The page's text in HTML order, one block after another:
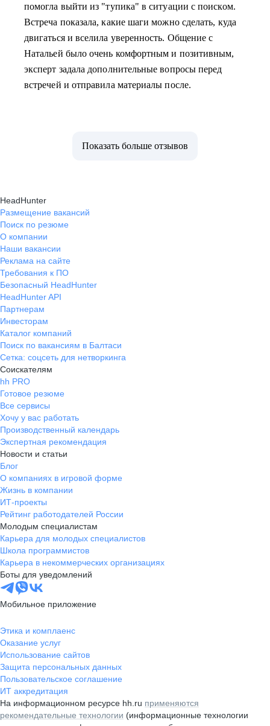
помогла выйти из "тупика" в ситуации с поиском.
Встреча показала, какие шаги можно сделать, куда
двигаться и вселила уверенность. Общение с
Натальей было очень комфортным и позитивным,
эксперт задала дополнительные вопросы перед
встречей и отправила материалы после.
Показать больше отзывов
HeadHunter
Размещение вакансий
Поиск по резюме
О компании
Наши вакансии
Реклама на сайте
Требования к ПО
Безопасный HeadHunter
HeadHunter API
Партнерам
Инвесторам
Каталог компаний
Поиск по вакансиям в Балтаси
Сетка: соцсеть для нетворкинга
Соискателям
hh PRO
Готовое резюме
Все сервисы
Хочу у вас работать
Производственный календарь
Экспертная рекомендация
Новости и статьи
Блог
О компаниях в игровой форме
Жизнь в компании
ИТ-проекты
Рейтинг работодателей России
Молодым специалистам
Карьера для молодых специалистов
Школа программистов
Карьера в некоммерческих организациях
Боты для уведомлений
Мобильное приложение
Этика и комплаенс
Оказание услуг
Использование сайтов
Защита персональных данных
Пользовательское соглашение
ИТ аккредитация
На информационном ресурсе hh.ru применяются
рекомендательные технологии (информационные технологии